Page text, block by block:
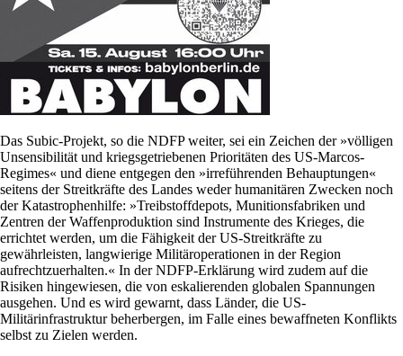
Das Subic-Projekt, so die NDFP weiter, sei ein Zeichen der »völligen
Unsensibilität und kriegsgetriebenen Prioritäten des US-Marcos-
Regimes« und diene entgegen den »irreführenden Behauptungen«
seitens der Streitkräfte des Landes weder humanitären Zwecken noch
der Katastrophenhilfe: »Treibstoffdepots, Munitionsfabriken und
Zentren der Waffenproduktion sind Instrumente des Krieges, die
errichtet werden, um die Fähigkeit der US-Streitkräfte zu
gewährleisten, langwierige Militäroperationen in der Region
aufrechtzuerhalten.« In der NDFP-Erklärung wird zudem auf die
Risiken hingewiesen, die von eskalierenden globalen Spannungen
ausgehen. Und es wird gewarnt, dass Länder, die US-
Militärinfrastruktur beherbergen, im Falle eines bewaffneten Konflikts
selbst zu Zielen werden.